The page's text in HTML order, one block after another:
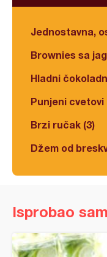
Jednostavna,
Brownies sa
Hladni
Punjeni cvetovi
Brzi ručak (3)
Džem od
Isprobao sam